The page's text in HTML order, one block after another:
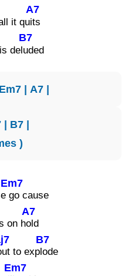
it qu
A7
its
del
B7
uded
Em7| A7|
| B7 |
)
Em7
go cause
on h
A7
old
to exp
B7
lode
Em7